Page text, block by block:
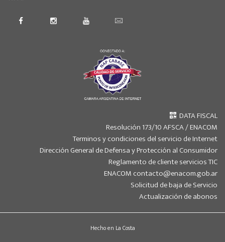
DATA FISCAL
Resolución 173/10 AFSCA / ENACOM
Terminos y condiciones del servicio de Internet
Dirección General de Defensa y Protección al Consumidor
Reglamento de cliente servicios TIC
ENACOM contacto@enacom.gob.ar
Solicitud de baja de Servicio
Actualización de abonos
Hecho en La Costa